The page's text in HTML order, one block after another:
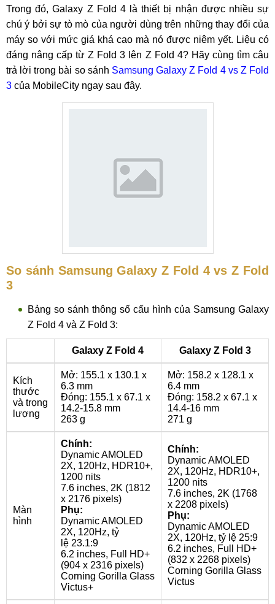
Trong đó, Galaxy Z Fold 4 là thiết bị nhận được nhiều sự
chú ý bởi sự tò mò của người dùng trên những thay đổi của
máy so với mức giá khá cao mà nó được niêm yết. Liệu có
đáng nâng cấp từ Z Fold 3 lên Z Fold 4? Hãy cùng tìm câu
trả lời trong bài so sánh Samsung Galaxy Z Fold 4 vs Z Fold
3 của MobileCity ngay sau đây.
So sánh Samsung Galaxy Z Fold 4 vs Z Fold
3
Bảng so sánh thông số cấu hình của Samsung Galaxy
Z Fold 4 và Z Fold 3:
Galaxy Z Fold 4 Galaxy Z Fold 3
Kích
thước
và trọng
lượng
Mở: 155.1 x 130.1 x
6.3 mm
Đóng: 155.1 x 67.1 x
14.2-15.8 mm
263 g
Mở: 158.2 x 128.1 x
6.4 mm
Đóng: 158.2 x 67.1 x
14.4-16 mm
271 g
Màn
hình
Chính:
Dynamic AMOLED
2X, 120Hz, HDR10+,
1200 nits
7.6 inches, 2K (1812
x 2176 pixels)
Phụ:
Dynamic AMOLED
2X, 120Hz, tỷ
lệ 23.1:9
6.2 inches, Full HD+
(904 x 2316 pixels)
Corning Gorilla Glass
Victus+
Chính:
Dynamic AMOLED
2X, 120Hz, HDR10+,
1200 nits
7.6 inches, 2K (1768
x 2208 pixels)
Phụ:
Dynamic AMOLED
2X, 120Hz, tỷ lệ 25:9
6.2 inches, Full HD+
(832 x 2268 pixels)
Corning Gorilla Glass
Victus